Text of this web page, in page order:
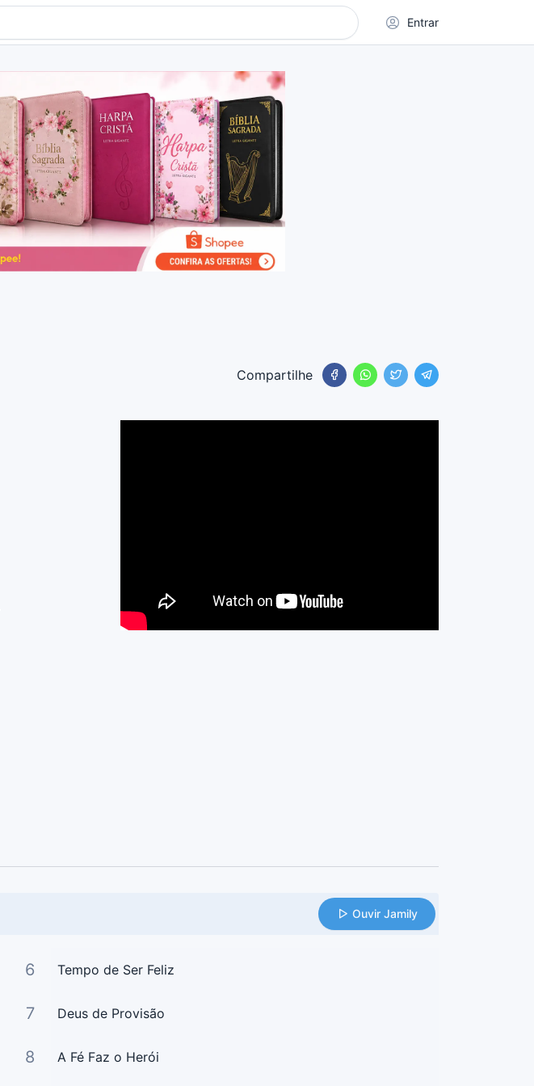
Entrar
Compartilhe
Ouvir Jamily
6 Tempo de Ser Feliz
7 Deus de Provisão
8 A Fé Faz o Herói